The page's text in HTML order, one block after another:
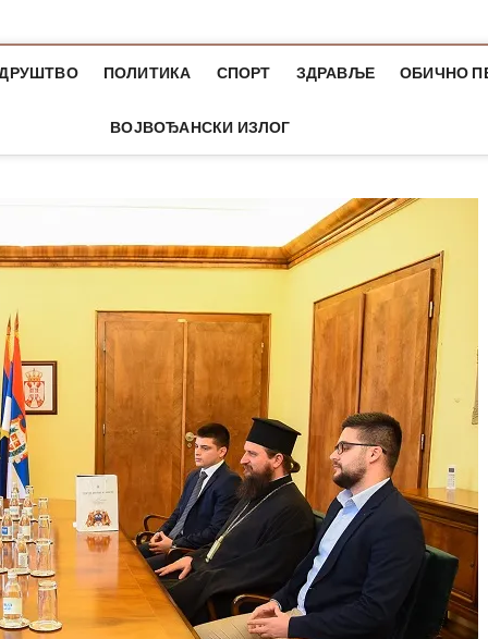
ПОЛИТИКА СПОРТ ЗДРАВЉЕ ОБИЧНО
ВОЈВОЂАНСКИ ИЗЛОГ